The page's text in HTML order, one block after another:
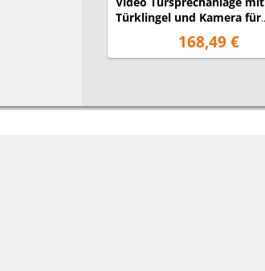
Türklingel und Kamera für
Einfamilienhaus168,49 €